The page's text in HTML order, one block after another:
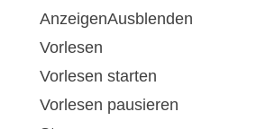
AnzeigenAusblenden
Vorlesen
Vorlesen starten
Vorlesen pausieren